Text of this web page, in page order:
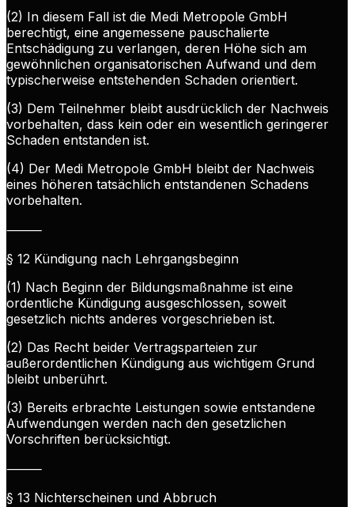
(2) In diesem Fall ist die Medi Metropole GmbH
berechtigt, eine angemessene pauschalierte
Entschädigung zu verlangen, deren Höhe sich am
gewöhnlichen organisatorischen Aufwand und dem
typischerweise entstehenden Schaden orientiert.
(3) Dem Teilnehmer bleibt ausdrücklich der Nachweis
vorbehalten, dass kein oder ein wesentlich geringerer
Schaden entstanden ist.
(4) Der Medi Metropole GmbH bleibt der Nachweis
eines höheren tatsächlich entstandenen Schadens
vorbehalten.
⸻
§ 12 Kündigung nach Lehrgangsbeginn
(1) Nach Beginn der Bildungsmaßnahme ist eine
ordentliche Kündigung ausgeschlossen, soweit
gesetzlich nichts anderes vorgeschrieben ist.
(2) Das Recht beider Vertragsparteien zur
außerordentlichen Kündigung aus wichtigem Grund
bleibt unberührt.
(3) Bereits erbrachte Leistungen sowie entstandene
Aufwendungen werden nach den gesetzlichen
Vorschriften berücksichtigt.
⸻
§ 13 Nichterscheinen und Abbruch